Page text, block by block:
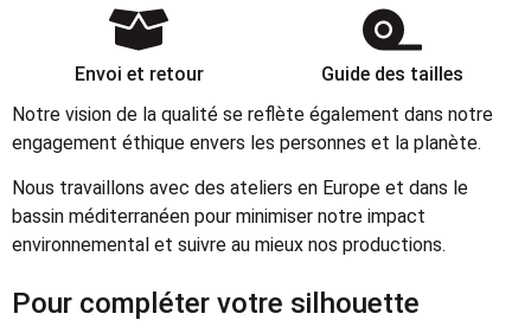
Envoi et retour
Guide des tailles
Notre vision de la qualité se reflète également dans notre
engagement éthique envers les personnes et la planète.
Nous travaillons avec des ateliers en Europe et dans le
bassin méditerranéen pour minimiser notre impact
environnemental et suivre au mieux nos productions.
Pour compléter votre silhouette